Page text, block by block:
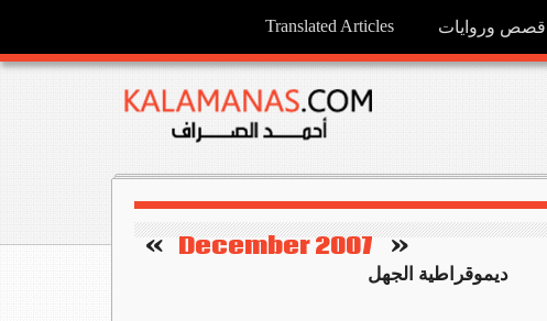
قصص وروايات Translated Articles
«
December 2007
»
ديموقراطية الجهل